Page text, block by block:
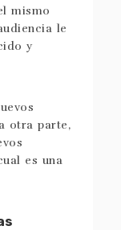
mismo
le
y
otra parte,
es una